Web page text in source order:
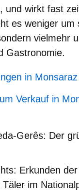
, und wirkt fast
es weniger um
vielmehr
Gastronomie.
in Monsaraz
Verkauf in
Gerês: Der
Erkunden
im